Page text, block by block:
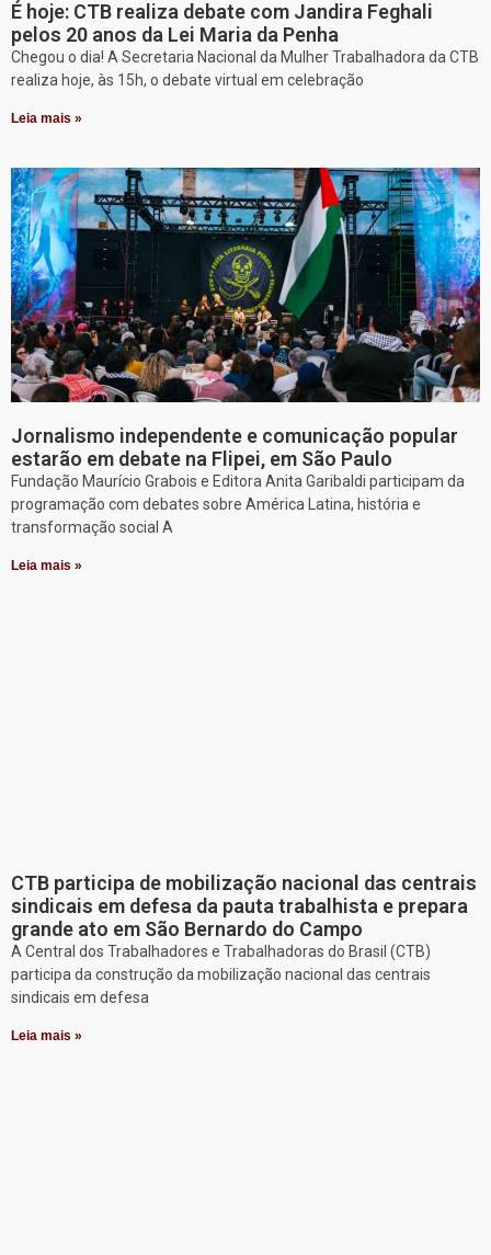
É hoje: CTB realiza debate com Jandira Feghali
pelos 20 anos da Lei Maria da Penha
Chegou o dia! A Secretaria Nacional da Mulher Trabalhadora da CTB
realiza hoje, às 15h, o debate virtual em celebração
Leia mais »
Jornalismo independente e comunicação popular
estarão em debate na Flipei, em São Paulo
Fundação Maurício Grabois e Editora Anita Garibaldi participam da
programação com debates sobre América Latina, história e
transformação social A
Leia mais »
CTB participa de mobilização nacional das centrais
sindicais em defesa da pauta trabalhista e prepara
grande ato em São Bernardo do Campo
A Central dos Trabalhadores e Trabalhadoras do Brasil (CTB)
participa da construção da mobilização nacional das centrais
sindicais em defesa
Leia mais »